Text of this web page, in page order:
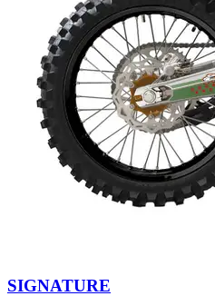
SIGNATURE